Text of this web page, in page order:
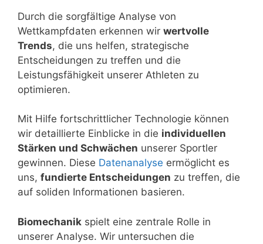
Durch die sorgfältige Analyse von
Wettkampfdaten erkennen wir wertvolle
Trends, die uns helfen, strategische
Entscheidungen zu treffen und die
Leistungsfähigkeit unserer Athleten zu
optimieren.
Mit Hilfe fortschrittlicher Technologie können
wir detaillierte Einblicke in die individuellen
Stärken und Schwächen unserer Sportler
gewinnen. Diese Datenanalyse ermöglicht es
uns, fundierte Entscheidungen zu treffen, die
auf soliden Informationen basieren.
Biomechanik spielt eine zentrale Rolle in
unserer Analyse. Wir untersuchen die